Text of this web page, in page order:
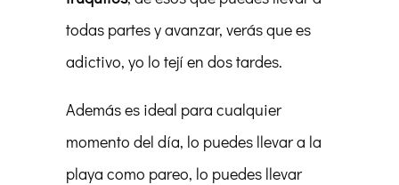
todas partes y avanzar, verás que es
adictivo, yo lo tejí en dos tardes.
Además es ideal para cualquier
momento del día, lo puedes llevar a la
playa como pareo, lo puedes llevar